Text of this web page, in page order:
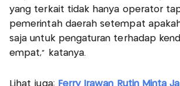
yang terkait tidak hanya operator
pemerintah daerah setempat
saja untuk pengaturan terhadap
empat," katanya.
Lihat juga: Ferry Irawan Rutin Minta